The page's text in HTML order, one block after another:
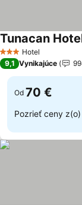
3 Počet hviezdičiek
Hotel
Tunacan
9,1 Vynikajúce
Od 70 €
Pozrieť ceny z(o)